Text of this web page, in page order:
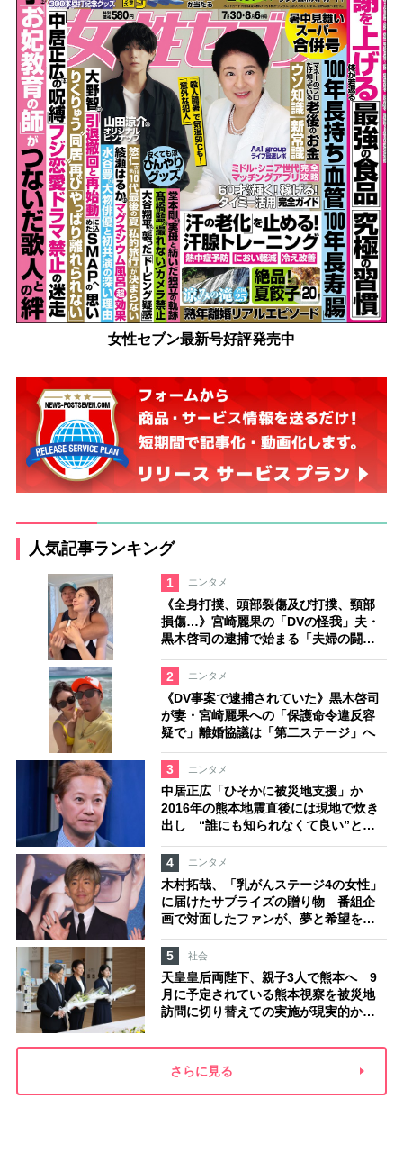
女性セブン最新号好評発売中
人気記事ランキング
1 エンタメ
《全身打撲、頭部裂傷及び打撲、頸部
損傷…》宮崎麗果の「DVの怪我」夫・
黒木啓司の逮捕で始まる「夫婦の闘
2
エンタメ
《DV事案で逮捕されていた》黒木啓司
が妻・宮崎麗果への「保護命令違反容
疑で」離婚協議は「第二ステージ」へ
3 エンタメ
中居正広「ひそかに被災地支援」か
2016年の熊本地震直後には現地で炊き
出し “誰にも知られなくて良い”と、
4
エンタメ
木村拓哉、「乳がんステージ4の女性」
に届けたサプライズの贈り物 番組企
画で対面したファンが、夢と希望を与
える心遣いに「うれしくて号泣しまし
た」
5 社会
天皇皇后両陛下、親子3人で熊本へ 9
月に予定されている熊本視察を被災地
訪問に切り替えての実施が現実的か
添い方”
さらに見る